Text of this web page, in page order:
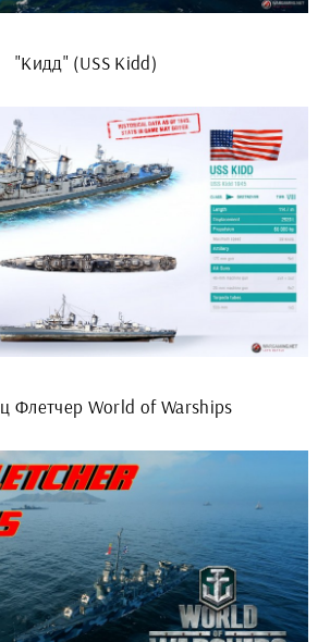
"Кидд" (USS Kidd)
Флетчер World of Warships